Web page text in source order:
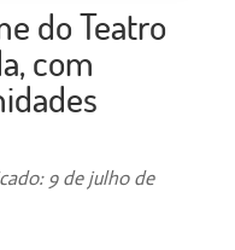
do Teatro
com
9 de julho de